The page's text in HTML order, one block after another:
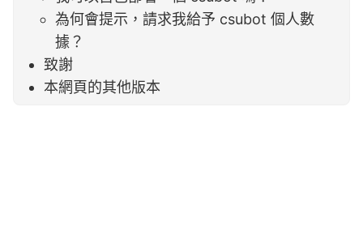
為何會提示，請求我給予 csubot 個人數
據？
致謝
本網頁的其他版本